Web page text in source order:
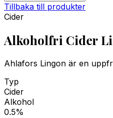
Tillbaka till produkter
Cider
Alkoholfri Cider
Ahlafors Lingon är en
Typ
Cider
Alkohol
0.5%